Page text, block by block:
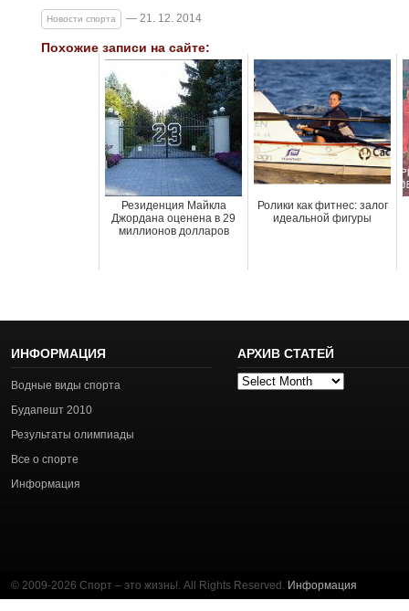
Новости спорта — 21. 12. 2014
Похожие записи на сайте:
Резиденция Майкла
Джордана оценена в 29
миллионов долларов
Ролики как фитнес: залог
идеальной фигуры
ИНФОРМАЦИЯ
Водные виды спорта
Будапешт 2010
Результаты олимпиады
Все о спорте
Информация
АРХИВ СТАТЕЙ
Архив
© 2009-2026 Спорт – это жизнь!. All Rights Reserved. Информация